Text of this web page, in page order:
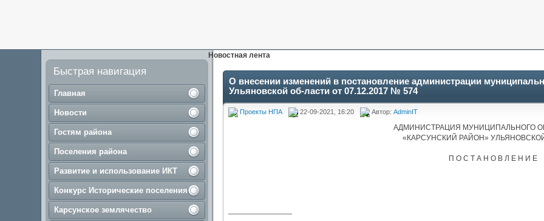
Быстрая навигация
Главная
Новости
Гостям района
Поселения района
Развитие и использование ИКТ
Конкурс Исторические поселения
Карсунское землячество
Новостная лента
О внесении изменений в постановление администрации
Ульяновской об-ласти от 07.12.2017 № 574
Проекты НПА 22-09-2021, 16:20 Автор:AdminIT
АДМИНИСТРАЦИЯ МУНИЦИПАЛЬНОГО
«КАРСУНСКИЙ РАЙОН»
П О С Т А Н О В Л Е Н И Е